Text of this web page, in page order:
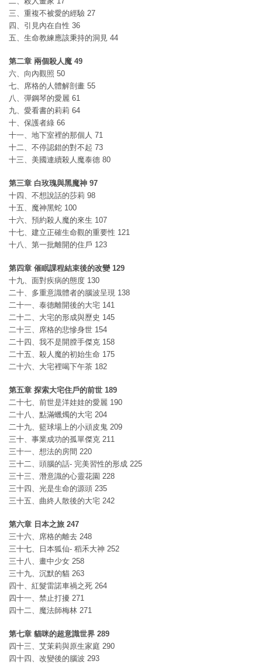
三、重複不被愛的經驗 27
四、引見內在自性 36
五、生命教練應該秉持的洞見 44
第二章 兩個殺人魔 49
六、向內觀照 50
七、席格的人體解剖畫 55
八、彈鋼琴的愛麗 61
九、愛看書的莉莉 64
十、保護者綠 66
十一、地下室裡的那個人 71
十二、不停認錯的對不起 73
十三、美國連續殺人魔泰德 80
第三章 白玫瑰與黑魔神 97
十四、不想說話的莎莉 98
十五、魔神黑蛇 100
十六、預約殺人魔的來生 107
十七、建立正確生命觀的重要性 121
十八、第一批離開的住戶 123
第四章 催眠課程結束後的改變 129
十九、面對疾病的態度 130
二十、多重意識體者的腦波呈現 138
二十一、泰德離開後的大宅 141
二十二、大宅的形成與歷史 145
二十三、席格的悲慘身世 154
二十四、我不是開膛手傑克 158
二十五、殺人魔的初始生命 175
二十六、大宅裡喝下午茶 182
第五章 探索大宅住戶的前世 189
二十七、前世是洋娃娃的愛麗 190
二十八、點滿蠟燭的大宅 204
二十九、籃球場上的小頑皮鬼 209
三十、事業成功的孤單傑克 211
三十一、想法的房間 220
三十二、頭腦的話- 完美習性的形成 225
三十三、潛意識的心靈花園 228
三十四、光是生命的源頭 235
三十五、曲終人散後的大宅 242
第六章 日本之旅 247
三十六、席格的離去 248
三十七、日本狐仙- 稻禾大神 252
三十八、畫中少女 258
三十九、沉默的貓 263
四十、紅髮雷諾車禍之死 264
四十一、禁止打擾 271
四十二、魔法師梅林 271
第七章 貓咪的超意識世界 289
四十三、艾茉莉與原生家庭 290
四十四、改變後的腦波 293